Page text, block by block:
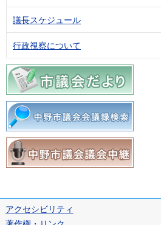
議長スケジュール
行政視察について
アクセシビリティ